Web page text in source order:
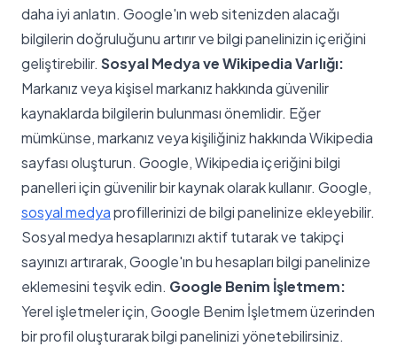
daha iyi anlatın. Google'ın web sitenizden alacağı
bilgilerin doğruluğunu artırır ve bilgi panelinizin içeriğini
geliştirebilir. Sosyal Medya ve Wikipedia Varlığı:
Markanız veya kişisel markanız hakkında güvenilir
kaynaklarda bilgilerin bulunması önemlidir. Eğer
mümkünse, markanız veya kişiliğiniz hakkında Wikipedia
sayfası oluşturun. Google, Wikipedia içeriğini bilgi
panelleri için güvenilir bir kaynak olarak kullanır. Google,
sosyal medyaprofillerinizi de bilgi panelinize ekleyebilir.
Sosyal medya hesaplarınızı aktif tutarak ve takipçi
sayınızı artırarak, Google'ın bu hesapları bilgi panelinize
eklemesini teşvik edin. Google Benim İşletmem:
Yerel işletmeler için, Google Benim İşletmem üzerinden
bir profil oluşturarak bilgi panelinizi yönetebilirsiniz.